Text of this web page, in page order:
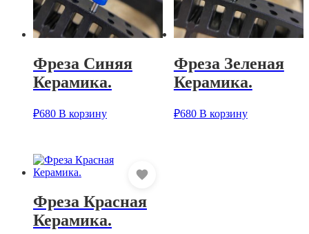
Фреза Синяя
Керамика.
₽680 В корзину
Фреза Зеленая
Керамика.
₽680 В корзину
Фреза Красная
Керамика.